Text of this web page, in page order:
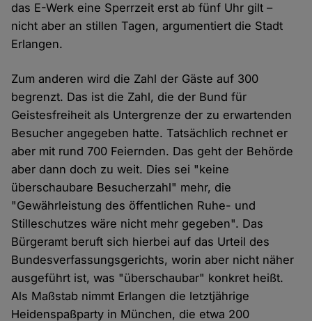
das E-Werk eine Sperrzeit erst ab fünf Uhr gilt –
nicht aber an stillen Tagen, argumentiert die Stadt
Erlangen.
Zum anderen wird die Zahl der Gäste auf 300
begrenzt. Das ist die Zahl, die der Bund für
Geistesfreiheit als Untergrenze der zu erwartenden
Besucher angegeben hatte. Tatsächlich rechnet er
aber mit rund 700 Feiernden. Das geht der Behörde
aber dann doch zu weit. Dies sei "keine
überschaubare Besucherzahl" mehr, die
"Gewährleistung des öffentlichen Ruhe- und
Stilleschutzes wäre nicht mehr gegeben". Das
Bürgeramt beruft sich hierbei auf das Urteil des
Bundesverfassungsgerichts, worin aber nicht näher
ausgeführt ist, was "überschaubar" konkret heißt.
Als Maßstab nimmt Erlangen die letztjährige
Heidenspaßparty in München, die etwa 200